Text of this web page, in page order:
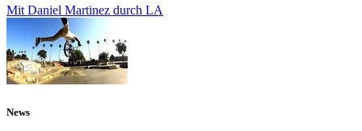
Mit Daniel Martinez durch LA
News